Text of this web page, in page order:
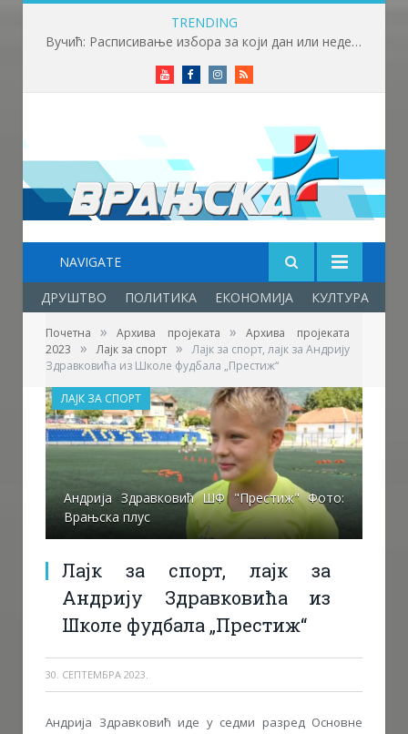
TRENDING
Вучић: Расписивање избора за који дан или недељу
YoutubeFacebookInstagram
RSS
NAVIGATE
ДРУШТВО ПОЛИТИКА ЕКОНОМИЈА КУЛТУРА
Почетна » Архива пројеката »
Архива пројеката
2023
» Лајк за спорт »
Лајк за спорт, лајк за Андрију
Здравковића из Школе фудбала „Престиж“
Андрија Здравковић ШФ "Престиж" Фото:
Врањска плус
Лајк за спорт, лајк за
Андрију Здравковића из
Школе фудбала „Престиж“
30. СЕПТЕМБРА 2023.
ЛАЈК ЗА СПОРТ
Андрија Здравковић иде у седми разред Основне